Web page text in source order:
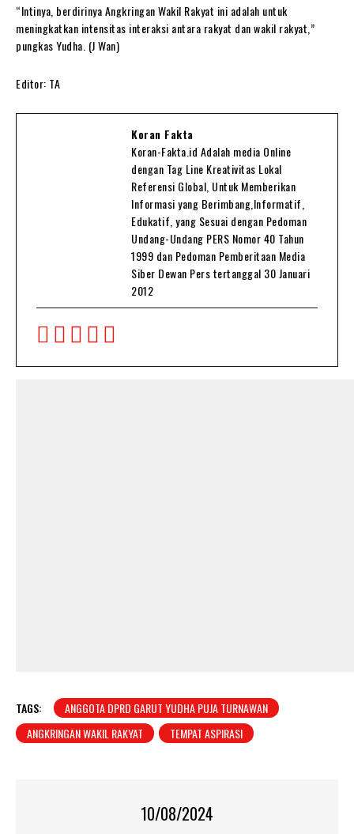
“Intinya, berdirinya Angkringan Wakil Rakyat ini adalah untuk
meningkatkan intensitas interaksi antara rakyat dan wakil rakyat,”
pungkas Yudha. (J Wan)
Editor: TA
Koran Fakta
Koran-Fakta.id Adalah media Online
dengan Tag Line Kreativitas Lokal
Referensi Global, Untuk Memberikan
Informasi yang Berimbang,Informatif,
Edukatif, yang Sesuai dengan Pedoman
Undang-Undang PERS Nomor 40 Tahun
1999 dan Pedoman Pemberitaan Media
Siber Dewan Pers tertanggal 30 Januari
2012
TAGS:
ANGGOTA DPRD GARUT YUDHA PUJA TURNAWAN
ANGKRINGAN WAKIL RAKYAT
TEMPAT ASPIRASI
10/08/2024